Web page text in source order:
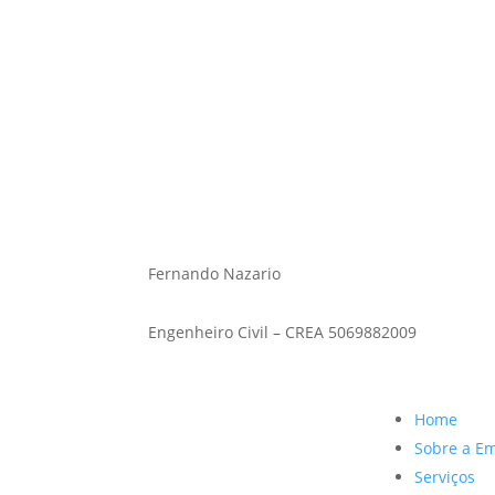
Fernando Nazario
Engenheiro Civil – CREA 5069882009
Home
Sobre a
Serviços